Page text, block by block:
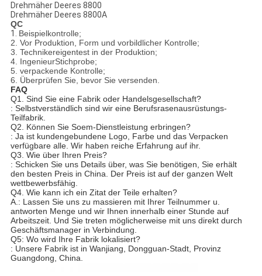
Drehmäher Deeres 8800
Drehmäher Deeres 8800A
QC
1. Beispielkontrolle;
2. Vor Produktion, Form und vorbildlicher Kontrolle;
3. Technikereigentest in der Produktion;
4. IngenieurStichprobe;
5. verpackende Kontrolle;
6. Überprüfen Sie, bevor Sie versenden.
FAQ
Q1. Sind Sie eine Fabrik oder Handelsgesellschaft?
: Selbstverständlich sind wir eine Berufsrasenausrüstungs-
Teilfabrik.
Q2. Können Sie Soem-Dienstleistung erbringen?
: Ja ist kundengebundene Logo, Farbe und das Verpacken
verfügbare alle. Wir haben reiche Erfahrung auf ihr.
Q3. Wie über Ihren Preis?
: Schicken Sie uns Details über, was Sie benötigen, Sie erhält
den besten Preis in China. Der Preis ist auf der ganzen Welt
wettbewerbsfähig.
Q4. Wie kann ich ein Zitat der Teile erhalten?
A.: Lassen Sie uns zu massieren mit Ihrer Teilnummer u.
antworten Menge und wir Ihnen innerhalb einer Stunde auf
Arbeitszeit. Und Sie treten möglicherweise mit uns direkt durch
Geschäftsmanager in Verbindung.
Q5: Wo wird Ihre Fabrik lokalisiert?
: Unsere Fabrik ist in Wanjiang, Dongguan-Stadt, Provinz
Guangdong, China.